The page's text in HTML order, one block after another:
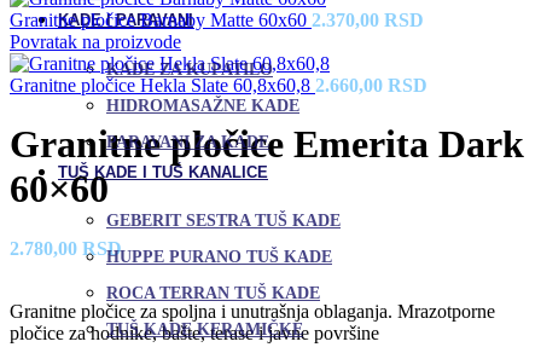
KADE I PARAVANI
KADE ZA KUPATILO
HIDROMASAŽNE KADE
PARAVANI ZA KADE
TUŠ KADE I TUŠ KANALICE
GEBERIT SESTRA TUŠ KADE
HUPPE PURANO TUŠ KADE
ROCA TERRAN TUŠ KADE
TUŠ KADE KERAMIČKE
Granitne pločice Barnaby Matte 60x60 2.370,00 RSD
Povratak na proizvode
Granitne pločice Hekla Slate 60,8x60,8 2.660,00 RSD
Granitne pločice Emerita Dark
60×60
2.780,00 RSD
Granitne pločice za spoljna i unutrašnja oblaganja. Mrazotporne
pločice za hodnike, bašte, terase i javne površine